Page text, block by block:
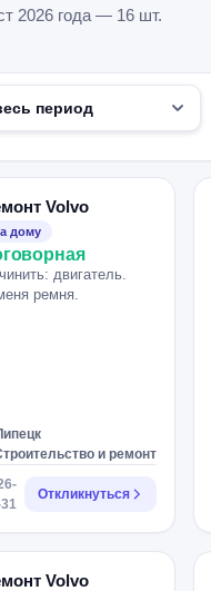
2026 года — 16 шт.
Volvo
дому
двигатель.
ремня.
и ремонт
Откликнуться
Volvo